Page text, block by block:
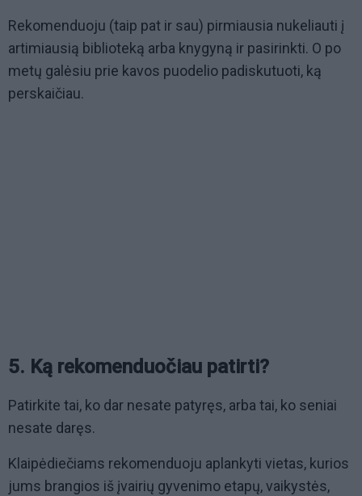
Rekomenduoju (taip pat ir sau) pirmiausia nukeliauti į
artimiausią biblioteką arba knygyną ir pasirinkti. O po
metų galėsiu prie kavos puodelio padiskutuoti, ką
perskaičiau.
5. Ką rekomenduočiau patirti?
Patirkite tai, ko dar nesate patyręs, arba tai, ko seniai
nesate daręs.
Klaipėdiečiams rekomenduoju aplankyti vietas, kurios
jums brangios iš įvairių gyvenimo etapų, vaikystės,